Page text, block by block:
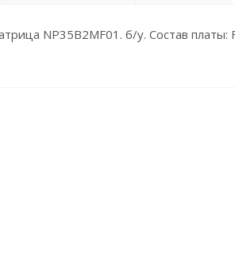
NP35B2MF01. б/у. Состав платы: